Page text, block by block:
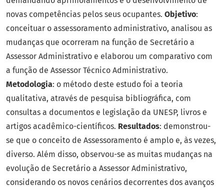
novas competências pelos seus ocupantes. Objetivo:
conceituar o assessoramento administrativo, analisou as
mudanças que ocorreram na função de Secretário a
Assessor Administrativo e elaborou um comparativo com
a função de Assessor Técnico Administrativo.
Metodologia: o método deste estudo foi a teoria
qualitativa, através de pesquisa bibliográfica, com
consultas a documentos e legislação da UNESP, livros e
artigos acadêmico-científicos. Resultados: demonstrou-
se que o conceito de Assessoramento é amplo e, às vezes,
diverso. Além disso, observou-se as muitas mudanças na
evolução de Secretário a Assessor Administrativo,
considerando os novos cenários decorrentes dos avanços